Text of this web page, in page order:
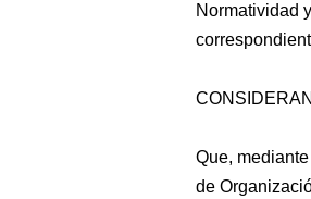
Normatividad
Que,
de